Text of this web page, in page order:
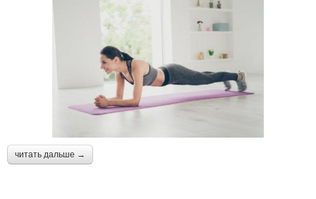
читать дальше →